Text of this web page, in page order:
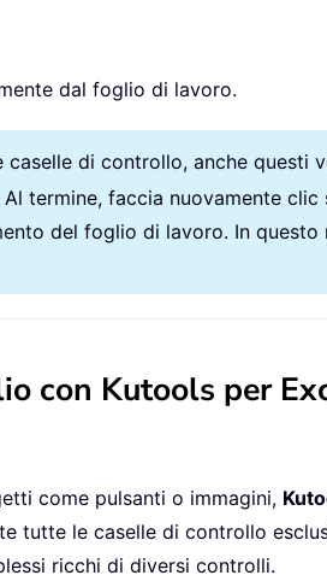
dal foglio di lavoro.
di controllo, anche questi
termine, faccia nuovamente clic
del foglio di lavoro. In questo
con Kutools per
come pulsanti o immagini,
tutte le caselle di controllo
ricchi di diversi controlli.